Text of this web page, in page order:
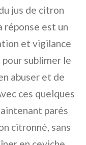
jus de citron
réponse est un
et vigilance
sublimer le
abuser et de
ces quelques
parés
citronné, sans